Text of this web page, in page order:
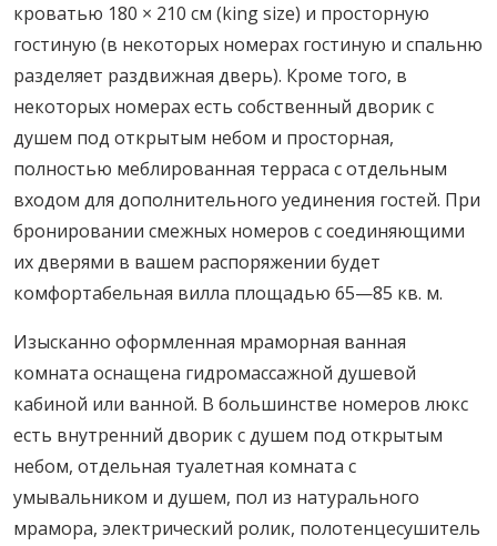
кроватью 180 × 210 см (king size) и просторную
гостиную (в некоторых номерах гостиную и спальню
разделяет раздвижная дверь). Кроме того, в
некоторых номерах есть собственный дворик с
душем под открытым небом и просторная,
полностью меблированная терраса с отдельным
входом для дополнительного уединения гостей. При
бронировании смежных номеров с соединяющими
их дверями в вашем распоряжении будет
комфортабельная вилла площадью 65—85 кв. м.
Изысканно оформленная мраморная ванная
комната оснащена гидромассажной душевой
кабиной или ванной. В большинстве номеров люкс
есть внутренний дворик с душем под открытым
небом, отдельная туалетная комната с
умывальником и душем, пол из натурального
мрамора, электрический ролик, полотенцесушитель